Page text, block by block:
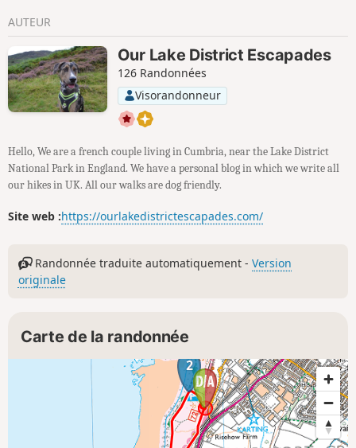
AUTEUR
Our Lake District Escapades
126 Randonnées
Visorandonneur
Hello, We are a french couple living in Cumbria, near the Lake District
National Park in England. We have a personal blog in which we write all
our hikes in UK. All our walks are dog friendly.
Site web :https://ourlakedistrictescapades.com/
Randonnée traduite automatiquement -Version
originale
Carte de la randonnée
2